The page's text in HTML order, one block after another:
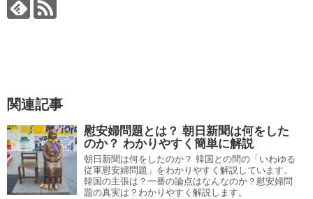
関連記事
慰安婦問題とは？ 朝日新聞は何をした
のか？ わかりやすく簡単に解説
朝日新聞は何をしたのか？ 韓国との間の「いわゆる
従軍慰安婦問題」をわかりやすく解説しています。
韓国の主張は？一番の論点はなんなのか？慰安婦問
題の真実は？わかりやすく解説します。